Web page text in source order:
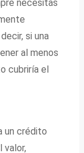
necesitas
si una
al menos
cubriría el
un crédito
valor,